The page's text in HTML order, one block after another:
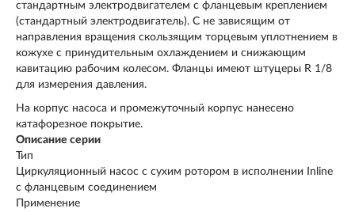
стандартным электродвигателем с фланцевым креплением
(стандартный электродвигатель). С не зависящим от
направления вращения скользящим торцевым уплотнением в
кожухе с принудительным охлаждением и снижающим
кавитацию рабочим колесом. Фланцы имеют штуцеры R 1/8
для измерения давления.
На корпус насоса и промежуточный корпус нанесено
катафорезное покрытие.
Описание серии
Тип
Циркуляционный насос с сухим ротором в исполнении Inline
с фланцевым соединением
Применение